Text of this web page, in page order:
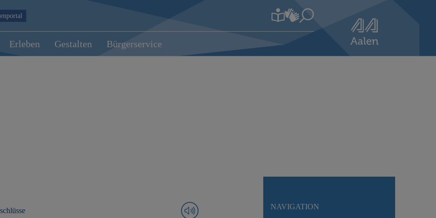
Erleben Gestalten Bürgerservice
NAVIGATION